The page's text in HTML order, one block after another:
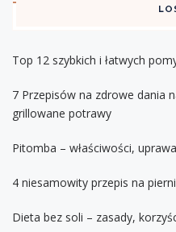
Top 12 szybkich i łatwych
7 Przepisów na zdrowe dania
grillowane potrawy
Pitomba – właściwości,
4 niesamowity przepis na
Dieta bez soli – zasady,